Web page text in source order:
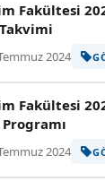
Fakültesi
2024
Fakültesi
Programı
2024